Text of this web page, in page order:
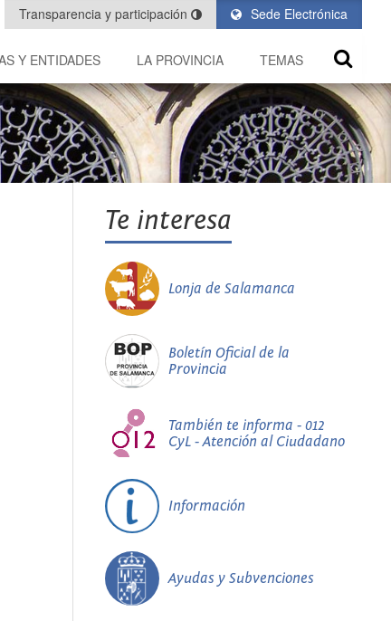
Sede Electrónica
Transparencia y participación
Y ENTIDADES LA PROVINCIA TEMAS
Te interesa
Lonja de Salamanca
Boletín Oficial de la
Provincia
También te informa - 012
CyL - Atención al Ciudadano
Información
Ayudas y Subvenciones